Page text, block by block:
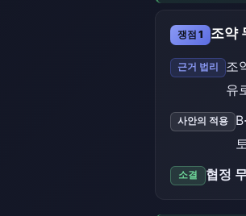
쟁점 1 조약
근거 법리
조
유
사안의 적용
소결 협정